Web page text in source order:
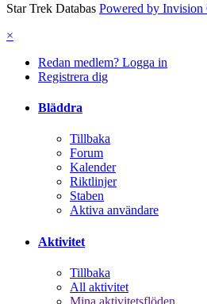
Star Trek Databas Powered by Invision
×
Redan medlem? Logga in
Registrera dig
Bläddra
Tillbaka
Forum
Kalender
Riktlinjer
Staben
Aktiva användare
Aktivitet
Tillbaka
All aktivitet
Mina aktivitetsflöden